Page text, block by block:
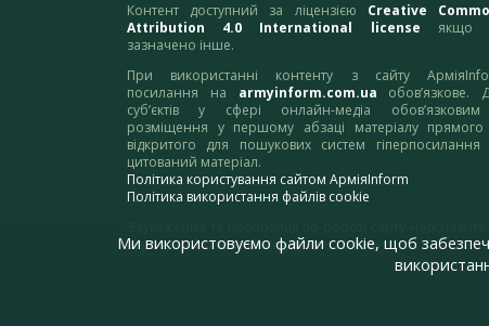
Контент доступний за ліцензією Creative
Attribution 4.0 International license якщо
зазначено інше.
При використанні контенту з сайту
посилання на armyinform.com.ua обов’язкове.
суб’єктів у сфері онлайн-медіа
розміщення у першому абзаці матеріалу прямого
відкритого для пошукових систем гіперпосилання
цитований матеріал.
Політика користування сайтом АрміяInform
Політика використання файлів cookie
адресу:webmaster@armyinform.com.ua
Ми використовуємо файли cookie, щоб